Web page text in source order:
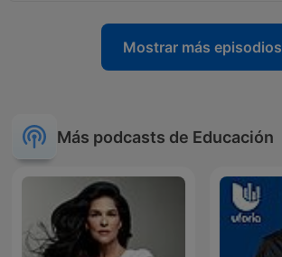
Mostrar más episodios
Más podcasts de Educación